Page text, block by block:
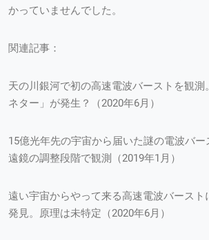
かっていませんでした。
関連記事：
天の川銀河で初の高速電波バーストを観
ネター」が発生？（2020年6月）
15億光年先の宇宙から届いた謎の電波バ
遠鏡の調整段階で観測（2019年1月）
遠い宇宙からやって来る高速電波バースト
発見。原理は未特定（2020年6月）